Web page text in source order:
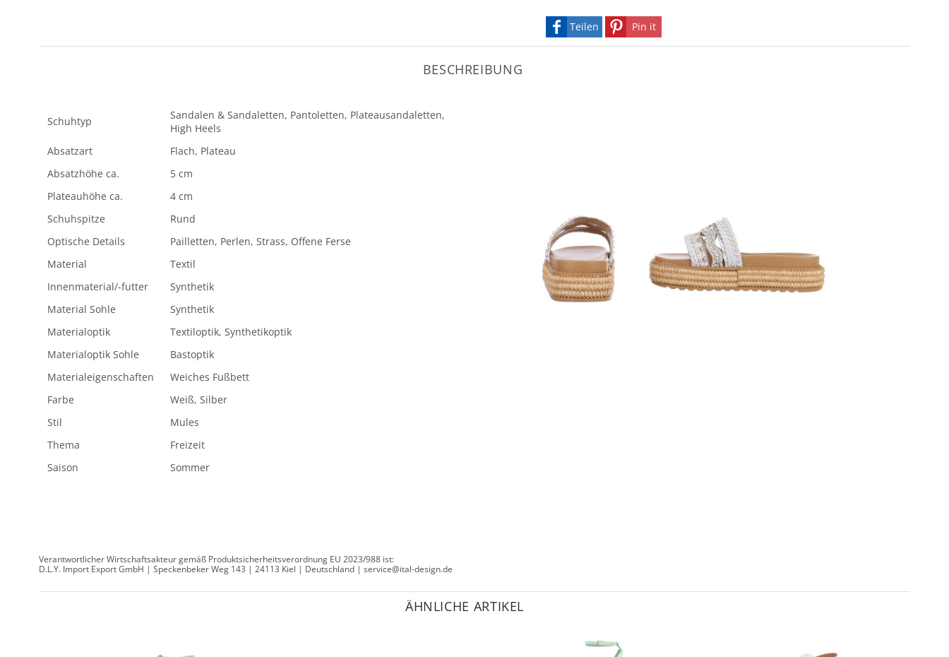
Teilen Pin it
BESCHREIBUNG
Schuhtyp
Sandalen & Sandaletten, Pantoletten, Plateausandaletten,
High Heels
Absatzart
Flach, Plateau
Absatzhöhe ca.
5 cm
Plateauhöhe ca.
4 cm
Schuhspitze
Rund
Optische Details
Pailletten, Perlen, Strass, Offene Ferse
Material
Textil
Innenmaterial/-futter
Synthetik
Material Sohle
Synthetik
Materialoptik
Textiloptik, Synthetikoptik
Materialoptik Sohle
Bastoptik
Materialeigenschaften
Weiches Fußbett
Farbe
Weiß, Silber
Stil
Mules
Thema
Freizeit
Saison
Sommer
Verantwortlicher Wirtschaftsakteur gemäß Produktsicherheitsverordnung EU 2023/988 ist:
D.L.Y. Import Export GmbH | Speckenbeker Weg 143 | 24113 Kiel | Deutschland | service@ital-design.de
ÄHNLICHE ARTIKEL